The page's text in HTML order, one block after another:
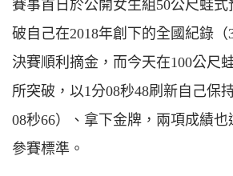
賽事首日於公開女生組50公尺蛙式
破自己在2018年創下的全國紀錄（
決賽順利摘金，而今天在100公尺
所突破，以1分08秒48刷新自己保
08秒66）、拿下金牌，兩項成績
參賽標準。